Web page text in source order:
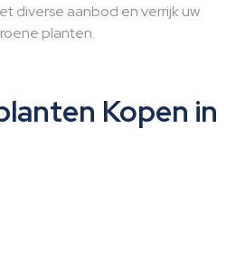
diverse aanbod en verrijk uw
planten.
Kopen in